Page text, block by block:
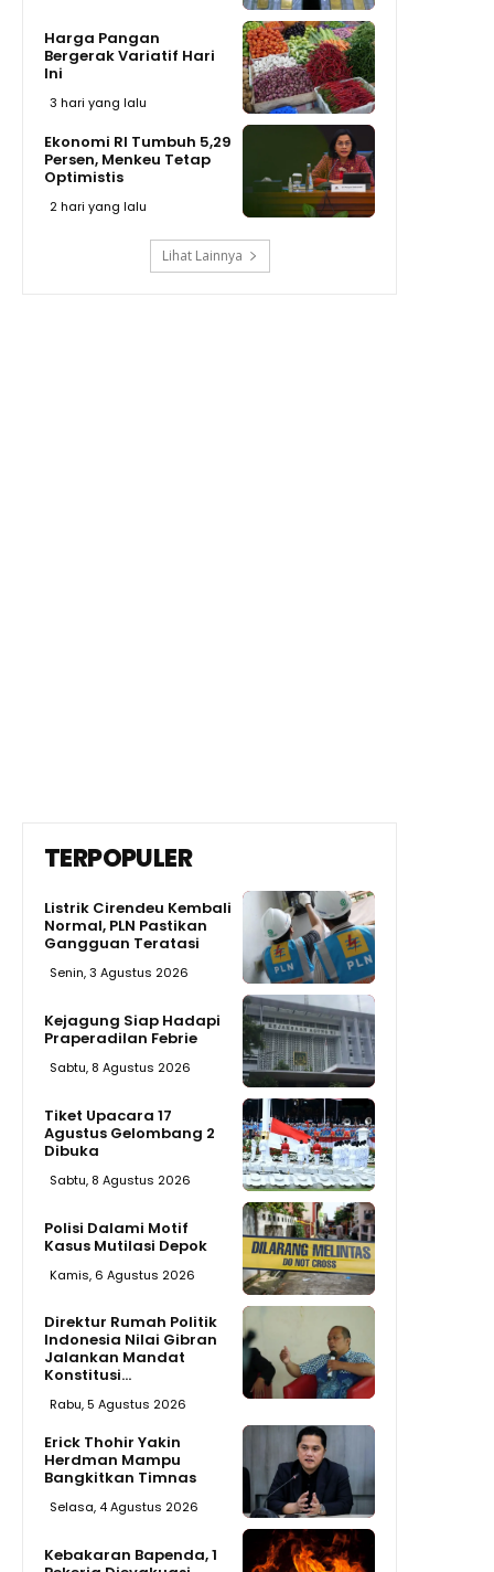
Harga Pangan
Bergerak Variatif Hari
Ini
3 hari yang lalu
Ekonomi RI Tumbuh 5,29
Persen, Menkeu Tetap
Optimistis
2 hari yang lalu
Lihat Lainnya
TERPOPULER
Listrik Cirendeu Kembali
Normal, PLN Pastikan
Gangguan Teratasi
Senin, 3 Agustus 2026
Kejagung Siap Hadapi
Praperadilan Febrie
Sabtu, 8 Agustus 2026
Tiket Upacara 17
Agustus Gelombang 2
Dibuka
Sabtu, 8 Agustus 2026
Polisi Dalami Motif
Kasus Mutilasi Depok
Kamis, 6 Agustus 2026
Direktur Rumah Politik
Indonesia Nilai Gibran
Jalankan Mandat
Konstitusi...
Rabu, 5 Agustus 2026
Erick Thohir Yakin
Herdman Mampu
Bangkitkan Timnas
Selasa, 4 Agustus 2026
Kebakaran Bapenda, 1